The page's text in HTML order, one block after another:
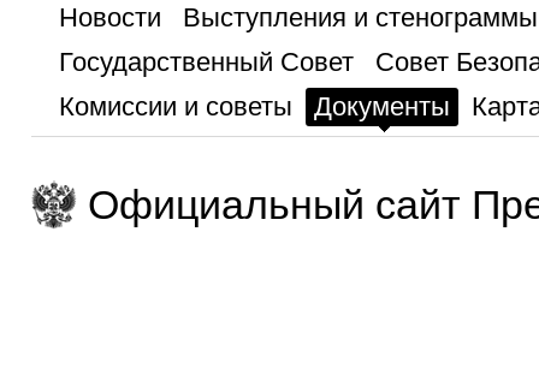
Новости
Выступления и стенограммы
Государственный Совет
Совет
Комиссии и советы
Документы
Официальный сайт